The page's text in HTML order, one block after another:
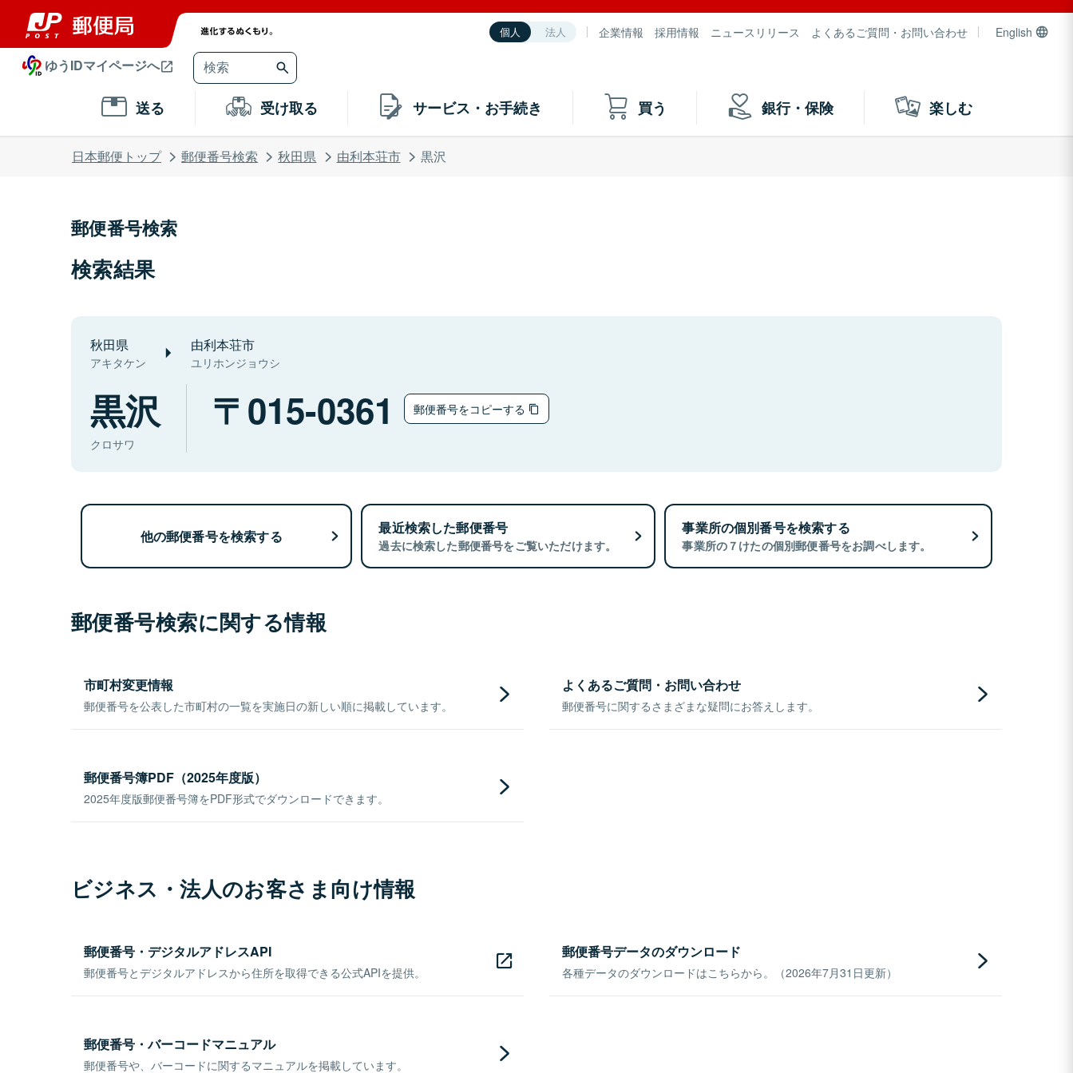
個人 法人 企業情報 採用情報 ニュースリリース よくあるご質問・お問い合わせ English
ゆうIDマイページへ
送る 受け取る サービス・お手続き 買う 銀行・保険 楽しむ
日本郵便トップ 郵便番号検索 秋田県 由利本荘市 黒沢
郵便番号検索
検索結果
秋田県
アキタケン
由利本荘市
ユリホンジョウシ
黒沢
クロサワ
015-0361 郵便番号をコピーする
他の郵便番号を検索する 最近検索した郵便番号
過去に検索した郵便番号をご覧いただけます。
事業所の個別番号を検索する
事業所の７けたの個別郵便番号をお調べします。
郵便番号検索に関する情報
市町村変更情報
郵便番号を公表した市町村の一覧を実施日の新しい順に掲載しています。
よくあるご質問・お問い合わせ
郵便番号に関するさまざまな疑問にお答えします。
郵便番号簿PDF（2025年度版）
2025年度版郵便番号簿をPDF形式でダウンロードできます。
ビジネス・法人のお客さま向け情報
郵便番号・デジタルアドレスAPI
郵便番号とデジタルアドレスから住所を取得できる公式APIを提供。
郵便番号データのダウンロード
各種データのダウンロードはこちらから。（2026年7月31日更新）
郵便番号・バーコードマニュアル
郵便番号や、バーコードに関するマニュアルを掲載しています。